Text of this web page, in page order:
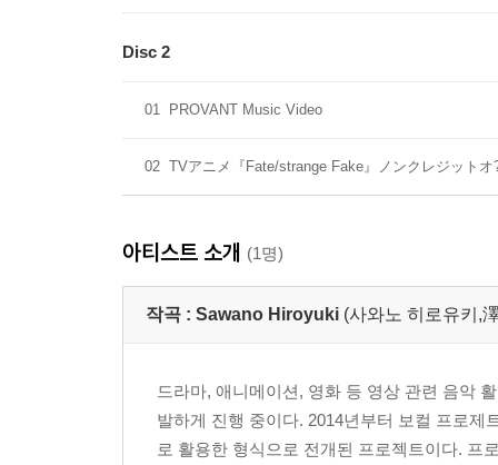
Disc 2
01 PROVANT Music Video
02 TVアニメ『Fate/strange Fake』ノンクレジットオ
아티스트 소개 (1명)
작곡 : Sawano Hiroyuki (사와노 히로유키,
드라마, 애니메이션, 영화 등 영상 관련 음악
발하게 진행 중이다. 2014년부터 보컬 프로제
로 활용한 형식으로 전개된 프로젝트이다. 프